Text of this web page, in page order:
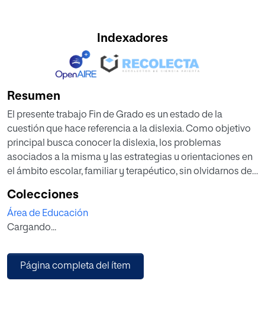
Indexadores
Resumen
El presente trabajo Fin de Grado es un estado de la
cuestión que hace referencia a la dislexia. Como objetivo
principal busca conocer la dislexia, los problemas
asociados a la misma y las estrategias u orientaciones en
el ámbito escolar, familiar y terapéutico, sin olvidarnos de
Siguiendo la línea de trabajo se puede dividir en tres partes
fundamentales: en la primera parte se hará un breve
recorrido por la legislación que enmarcaba y actualmente
acercaremos de una forma más específica pero holística a
su vez al concepto de dislexia, a su etiología, a las
Colecciones
Área de Educación
Cargando...
Página completa del ítem